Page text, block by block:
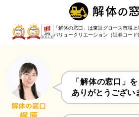
「解体の窓口」は東証グロース市場上
バリュークリエーション（証券コー
「解体の窓口」
ありがとうござい